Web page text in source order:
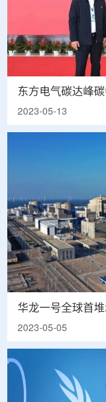
东方电气碳达峰
2023-05-13
华龙一号全球首
2023-05-05